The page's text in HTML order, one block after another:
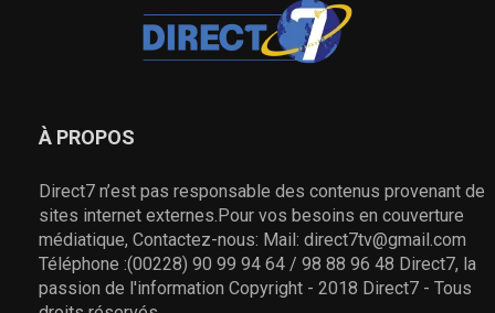
À PROPOS
Direct7 n’est pas responsable des contenus provenant de
sites internet externes.Pour vos besoins en couverture
médiatique, Contactez-nous: Mail: direct7tv@gmail.com
Téléphone :(00228) 90 99 94 64 / 98 88 96 48 Direct7, la
passion de l'information Copyright - 2018 Direct7 - Tous